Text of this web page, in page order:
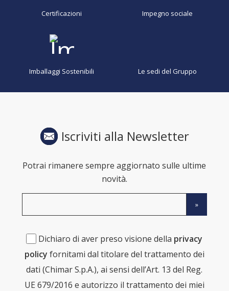
Certificazioni Impegno sociale
Imballaggi Sostenibili Le sedi del Gruppo
Iscriviti alla Newsletter
Potrai rimanere sempre aggiornato sulle ultime
novità.
Dichiaro di aver preso visione della privacy
policy fornitami dal titolare del trattamento dei
dati (Chimar S.p.A.), ai sensi dell’Art. 13 del Reg.
UE 679/2016 e autorizzo il trattamento dei miei